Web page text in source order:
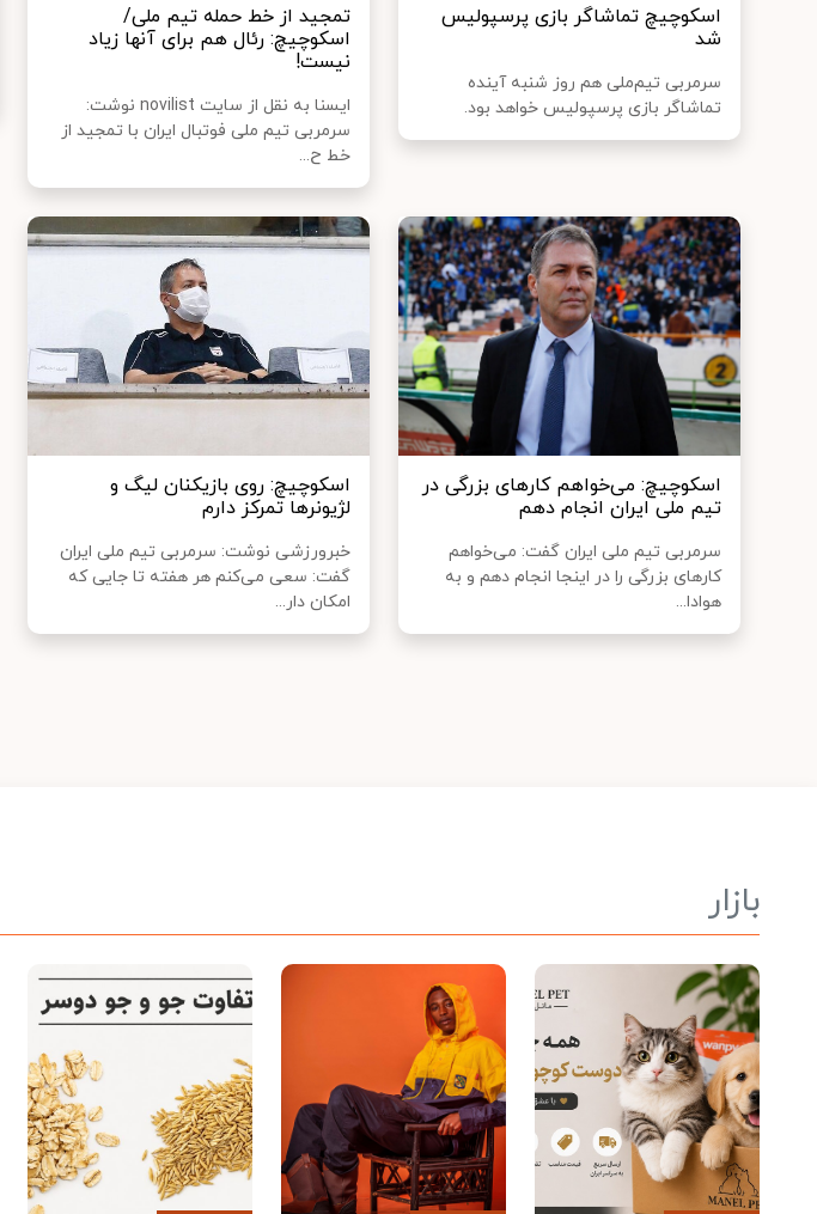
اسکوچیچ تماشاگر بازی پرسپولیس
شد
سرمربی تیم‌ملی هم روز شنبه آینده
تماشاگر بازی پرسپولیس خواهد بود.
تمجید از خط حمله تیم ملی/
اسکوچیچ: رئال هم برای آنها زیاد
نیست!
ایسنا به نقل از سایت novilist نوشت:
سرمربی تیم ملی فوتبال ایران با تمجید از
خط ح...
اسکوچیچ: می‌خواهم کارهای بزرگی در
تیم ملی ایران انجام دهم
سرمربی تیم ملی ایران گفت: می‌خواهم
کارهای بزرگی را در اینجا انجام دهم و به
هوادا...
اسکوچیچ: روی بازیکنان لیگ و
لژیونرها تمرکز دارم
خبرورزشی نوشت: سرمربی تیم ملی ایران
گفت: سعی می‌کنم هر هفته تا جایی که
امکان دار...
بازار